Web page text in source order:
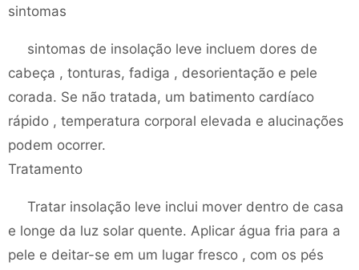
sintomas
sintomas de insolação leve incluem dores de
cabeça , tonturas, fadiga , desorientação e pele
corada. Se não tratada, um batimento cardíaco
rápido , temperatura corporal elevada e alucinações
podem ocorrer.
Tratamento
Tratar insolação leve inclui mover dentro de casa
e longe da luz solar quente. Aplicar água fria para a
pele e deitar-se em um lugar fresco , com os pés